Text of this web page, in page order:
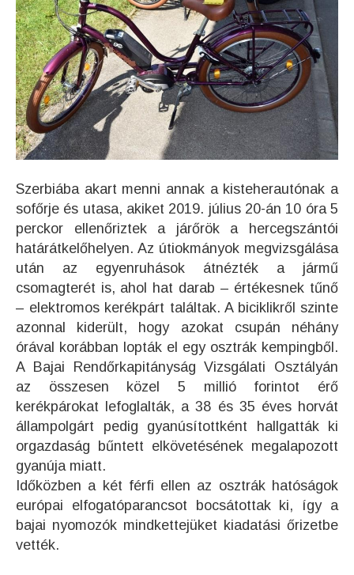
Szerbiába akart menni annak a kisteherautónak a
sofőrje és utasa, akiket 2019. július 20-án 10 óra 5
perckor ellenőriztek a járőrök a hercegszántói
határátkelőhelyen. Az útiokmányok megvizsgálása
után az egyenruhások átnézték a jármű
csomagterét is, ahol hat darab – értékesnek tűnő
– elektromos kerékpárt találtak. A biciklikről szinte
azonnal kiderült, hogy azokat csupán néhány
órával korábban lopták el egy osztrák kempingből.
A Bajai Rendőrkapitányság Vizsgálati Osztályán
az összesen közel 5 millió forintot érő
kerékpárokat lefoglalták, a 38 és 35 éves horvát
állampolgárt pedig gyanúsítottként hallgatták ki
orgazdaság bűntett elkövetésének megalapozott
gyanúja miatt.
Időközben a két férfi ellen az osztrák hatóságok
európai elfogatóparancsot bocsátottak ki, így a
bajai nyomozók mindkettejüket kiadatási őrizetbe
vették.